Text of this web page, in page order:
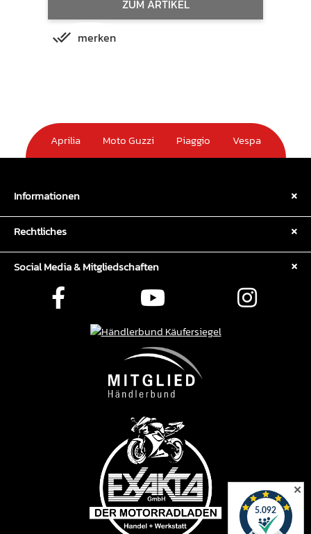
ZUM ARTIKEL
merken
Aprilia Moto Guzzi Piaggio Vespa
Informationen
Rechtliches
Social Media & Mitgliedschaften
✕